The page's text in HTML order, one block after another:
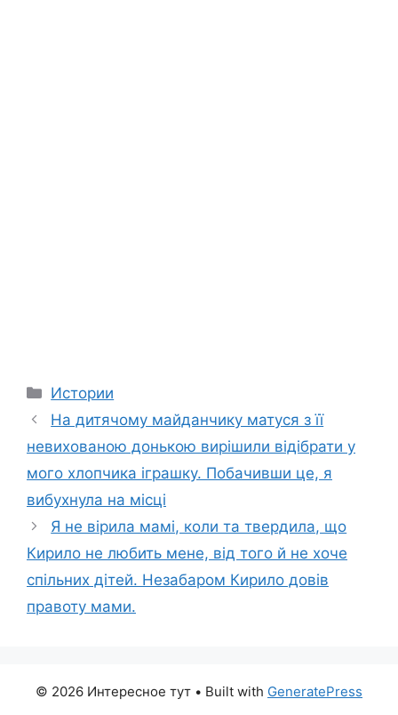
Categories
Истории
На дитячому майданчику матуся з її
невихованою донькою вирішили відібрати у
мого хлопчика іграшку. Побачивши це, я
вибухнула на місці
Я не вірила мамі, коли та твердила, що
Кирило не любить мене, від того й не хоче
спільних дітей. Незабаром Кирило довів
правоту мами.
© 2026 Интересное тут • Built with GeneratePress